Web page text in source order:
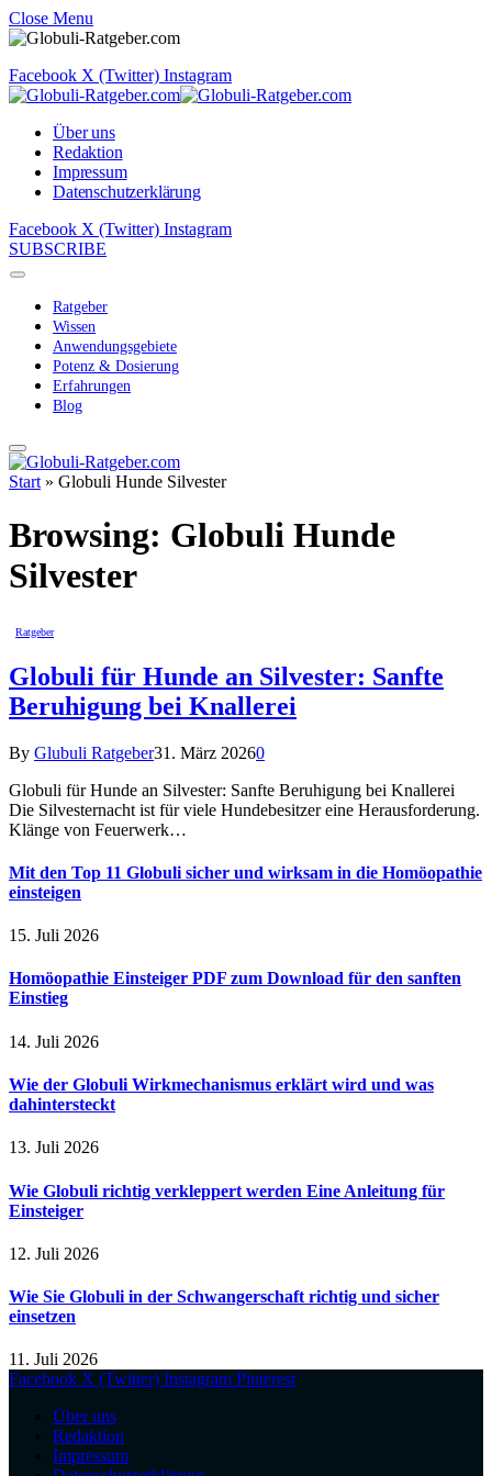
Close Menu
Facebook X (Twitter) Instagram
Über uns
Redaktion
Impressum
Datenschutzerklärung
Facebook X (Twitter) Instagram
SUBSCRIBE
Ratgeber
Wissen
Anwendungsgebiete
Potenz & Dosierung
Erfahrungen
Blog
Start » Globuli Hunde Silvester
Browsing: Globuli Hunde
Silvester
Ratgeber
Globuli für Hunde an Silvester: Sanfte
Beruhigung bei Knallerei
By Glubuli Ratgeber31. März 20260
Globuli für Hunde an Silvester: Sanfte Beruhigung bei Knallerei
Die Silvesternacht ist für viele Hundebesitzer eine Herausforderung.
Klänge von Feuerwerk…
Mit den Top 11 Globuli sicher und wirksam in die Homöopathie
einsteigen
15. Juli 2026
Homöopathie Einsteiger PDF zum Download für den sanften
Einstieg
14. Juli 2026
Wie der Globuli Wirkmechanismus erklärt wird und was
dahintersteckt
13. Juli 2026
Wie Globuli richtig verkleppert werden Eine Anleitung für
Einsteiger
12. Juli 2026
Wie Sie Globuli in der Schwangerschaft richtig und sicher
einsetzen
11. Juli 2026
Facebook X (Twitter) Instagram Pinterest
Über uns
Redaktion
Impressum